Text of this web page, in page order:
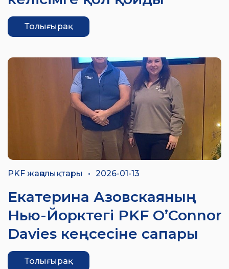
Толығырақ
PKF жаңалықтары • 2026-01-13
Екатерина Азовскаяның
Нью-Йорктегі PKF O’Connor
Davies кеңсесіне сапары
Толығырақ